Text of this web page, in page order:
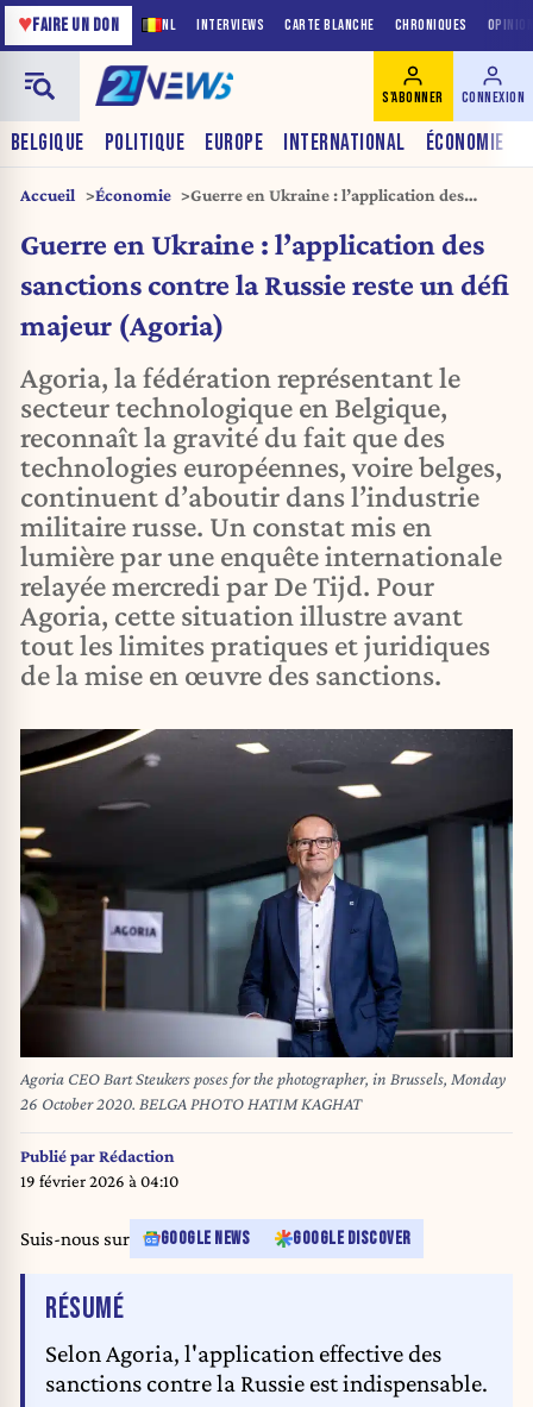
NL INTERVIEWS CARTE BLANCHE CHRONIQUES
♥FAIRE UN DON
BELGIQUE POLITIQUE EUROPE INTERNATIONAL ÉCONOMIE
S'ABONNER CONNEXION
Accueil Économie
Guerre en Ukraine : l’application des
majeur (Agoria)
Guerre en Ukraine : l’application des
sanctions contre la Russie reste un défi
majeur (Agoria)
Agoria, la fédération représentant le
secteur technologique en Belgique,
reconnaît la gravité du fait que des
technologies européennes, voire belges,
continuent d’aboutir dans l’industrie
militaire russe. Un constat mis en
lumière par une enquête internationale
relayée mercredi par De Tijd. Pour
Agoria, cette situation illustre avant
tout les limites pratiques et juridiques
de la mise en œuvre des sanctions.
Agoria CEO Bart Steukers poses for the photographer, in Brussels, Monday
26 October 2020. BELGA PHOTO HATIM KAGHAT
Publié parRédaction
19 février 2026 à 04:10
Suis-nous sur GOOGLE NEWS GOOGLE DISCOVER
RÉSUMÉDE L'ARTICLE
Selon Agoria, l'application effective des
sanctions contre la Russie est indispensable.